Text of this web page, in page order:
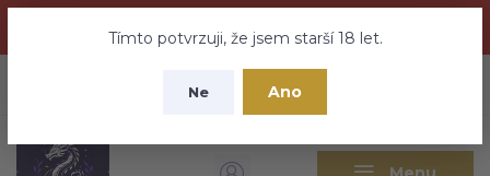
nebuďte vyděšeni zde najdete vše a ještě mnohem víc
Tímto potvrzuji, že jsem starší 18 let.
Ne Ano
CZK